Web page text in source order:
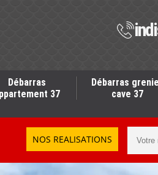
Débarras
37
Débarras
cave 37
NOS REALISATIONS